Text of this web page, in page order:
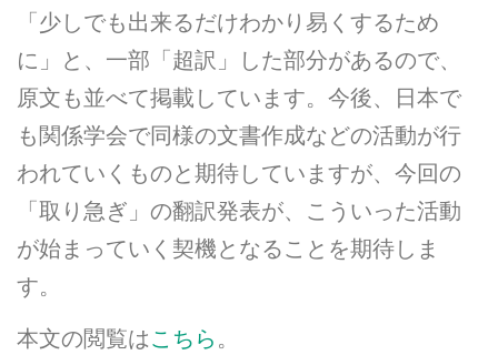
「少しでも出来るだけわかり易くするため
に」と、一部「超訳」した部分があるので、
原文も並べて掲載しています。今後、日本で
も関係学会で同様の文書作成などの活動が行
われていくものと期待していますが、今回の
「取り急ぎ」の翻訳発表が、こういった活動
が始まっていく契機となることを期待しま
す。
本文の閲覧はこちら。